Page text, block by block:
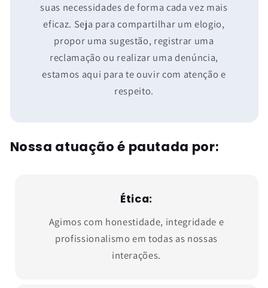
suas necessidades de forma cada vez mais
eficaz. Seja para compartilhar um elogio,
propor uma sugestão, registrar uma
reclamação ou realizar uma denúncia,
estamos aqui para te ouvir com atenção e
respeito.
Nossa atuação é pautada por:
Ética:
Agimos com honestidade, integridade e
profissionalismo em todas as nossas
interações.